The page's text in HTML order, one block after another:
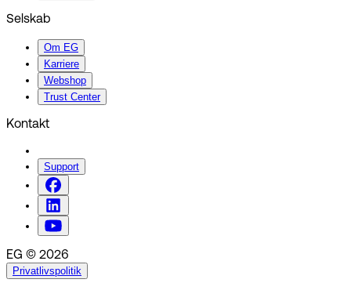
Selskab
Om EG
Karriere
Webshop
Trust Center
Kontakt
Support
EG © 2026
Privatlivspolitik